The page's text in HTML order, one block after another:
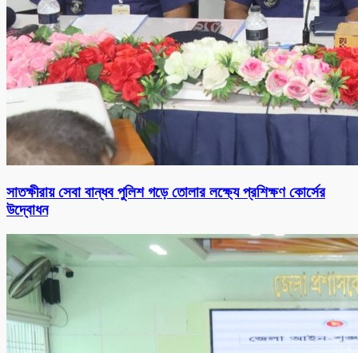
সাতক্ষীরায় সেবা বান্ধব পুলিশ গড়ে তোলার লক্ষ্যে প্রশিক্ষণ কোর্সের
উদ্বোধন